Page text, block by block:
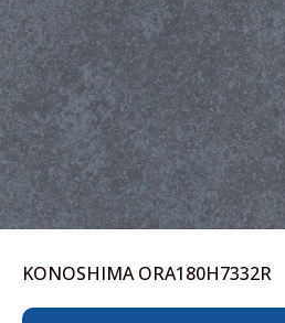
KONOSHIMA ORA180H7332R